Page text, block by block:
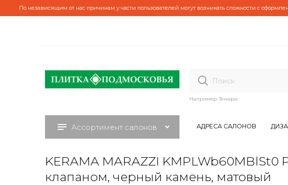
По независящим от нас причинам у части пользователей могут возникать сложности с
Например: Темари
Ассортимент салонов АДРЕСА САЛОНОВ
KERAMA MARAZZI
клапаном, черный камень, матовый